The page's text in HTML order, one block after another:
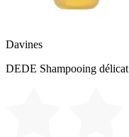
Davines
DEDE Shampooing délicat